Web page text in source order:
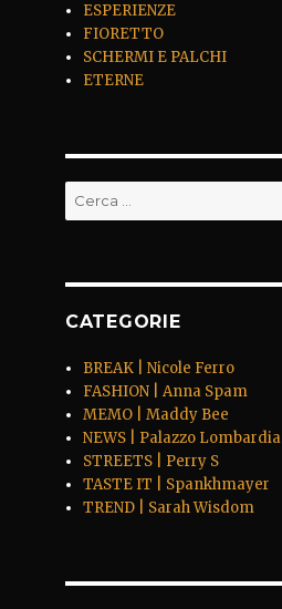
ESPERIENZE
FIORETTO
SCHERMI E PALCHI
ETERNE
Cerca:
CATEGORIE
BREAK | Nicole Ferro
FASHION | Anna Spam
MEMO | Maddy Bee
NEWS | Palazzo Lombardia
STREETS | Perry S
TASTE IT | Spankhmayer
TREND | Sarah Wisdom